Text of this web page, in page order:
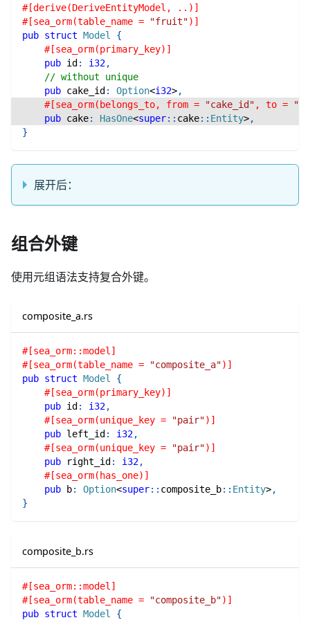
#[derive(DeriveEntityModel, ..)]
#[sea_orm(table_name =
"fruit")]
pub struct Model
{
#[sea_orm(primary_key)]
pub id : i32,
// without unique
pub cake_id : Option<i32>,
#[sea_orm(belongs_to, from =
"cake_id" , to =
pub cake: HasOne<super:: cake:: Entity>,
}
展开后：
组合外键
使用元组语法支持复合外键。
composite_a.rs
#[sea_orm::model]
#[sea_orm(table_name =
"composite_a")]
pub struct Model
{
#[sea_orm(primary_key)]
pub id : i32,
#[sea_orm(unique_key =
"pair")]
pub left_id : i32,
#[sea_orm(unique_key =
"pair")]
pub right_id : i32,
#[sea_orm(has_one)]
pub b: Option<super:: composite_b:: Entity>,
}
composite_b.rs
#[sea_orm::model]
#[sea_orm(table_name =
"composite_b")]
pub struct Model
{